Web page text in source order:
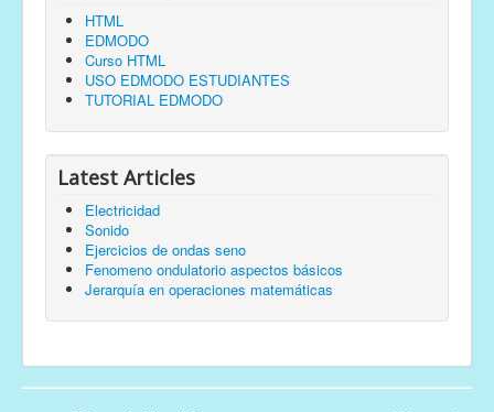
HTML
EDMODO
Curso HTML
USO EDMODO ESTUDIANTES
TUTORIAL EDMODO
Latest Articles
Electricidad
Sonido
Ejercicios de ondas seno
Fenomeno ondulatorio aspectos básicos
Jerarquía en operaciones matemáticas